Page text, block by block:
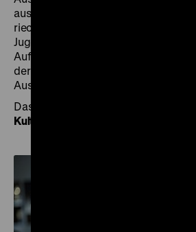
ausgewählten Ausstellungsthemen
riechend und sehend zu nähern. So
Jugendliche und Erwachsene mehr
Aufklärerinnen, Ordnungssysteme
der Gleichheit und
Ausbeutung und Handel erfahren.
Das Vermittlungsprogramm wird
Kulturstiftung des Bundes